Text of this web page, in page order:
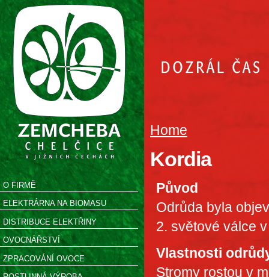
O FIRMĚ
ELEKTRÁRNA NA BIOMASU
DISTRIBUCE ELEKTŘINY
OVOCNÁŘSTVÍ
ZPRACOVÁNÍ OVOCE
Home
Kordia
Původ
Odrůda byla
2. světové válce
Vlastnosti
Stromy rostou v